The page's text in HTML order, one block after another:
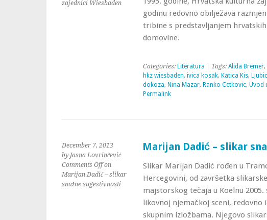
zajednici Wiesbaden
godinu redovno obilježava
tribine s predstavljanjem
domovine.
Categories: Literatura | Tags: Alida Bremer,
hkz wiesbaden, ivica kosak, Katica Kis,
dokoza, Nina Mazar, Ranko Cetkovic, Uvod
Permalink
December 7, 2013
by Jasna Lovrinčević
Comments Offon
Marijan Dadić – slikar
snažne sugestivnosti
Marijan Dadić – slikar
Slikar Marijan Dadić rođen u
Hercegovini, od završetka
majstorskog tečaja u Koelnu
likovnoj njemačkoj sceni, redovno
skupnim izložbama. Njegovo